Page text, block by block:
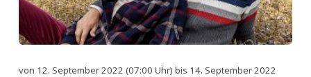
von 12. September 2022 (07:00 Uhr) bis 14. September 2022